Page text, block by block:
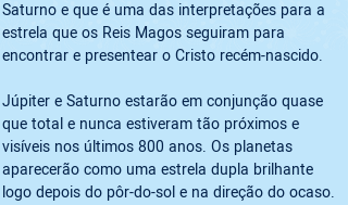
Saturno e que é uma das interpretações para a
estrela que os Reis Magos seguiram para
encontrar e presentear o Cristo recém-nascido.
Júpiter e Saturno estarão em conjunção quase
que total e nunca estiveram tão próximos e
visíveis nos últimos 800 anos. Os planetas
aparecerão como uma estrela dupla brilhante
logo depois do pôr-do-sol e na direção do ocaso.